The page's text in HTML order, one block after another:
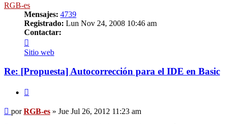
RGB-es
Mensajes: 4739
Registrado: Lun Nov 24, 2008 10:46 am
Contactar:
RGB-
es
Sitio web
Re: [Propuesta] Autocorrección para el IDE en Basic
Mensaje
porRGB-es » Jue Jul 26, 2012 11:23 am